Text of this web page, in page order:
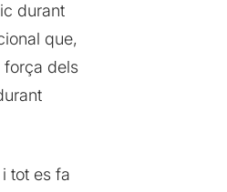
durant
que,
força dels
tot es fa